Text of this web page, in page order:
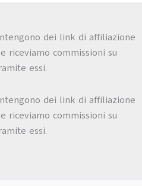
dei link di affiliazione
riceviamo commissioni su
essi.
dei link di affiliazione
riceviamo commissioni su
essi.